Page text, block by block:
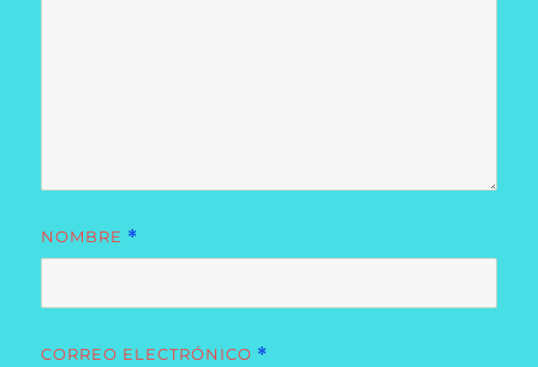
NOMBRE *
CORREO ELECTRÓNICO *